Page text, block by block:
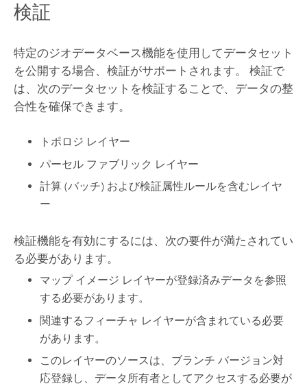
検証
特定のジオデータベース機能を使用してデータセット
を公開する場合、検証がサポートされます。 検証で
は、次のデータセットを検証することで、データの整
合性を確保できます。
トポロジ レイヤー
パーセル ファブリック レイヤー
計算 (バッチ) および検証属性ルールを含むレイヤ
ー
検証機能を有効にするには、次の要件が満たされてい
る必要があります。
マップ イメージ レイヤーが登録済みデータを参照
する必要があります。
関連するフィーチャ レイヤーが含まれている必要
があります。
このレイヤーのソースは、ブランチ バージョン対
応登録し、データ所有者としてアクセスする必要が